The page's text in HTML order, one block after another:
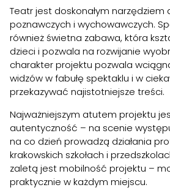
Teatr jest doskonałym narzędziem
poznawczych i wychowawczych.
również świetna zabawa, która
dzieci i pozwala na rozwijanie
charakter projektu pozwala
widzów w fabułę spektaklu i w
przekazywać najistotniejsze treści.
Najważniejszym atutem projektu
autentyczność – na scenie
na co dzień prowadzą działania
krakowskich szkołach i
zaletą jest mobilność projektu –
praktycznie w każdym miejscu.